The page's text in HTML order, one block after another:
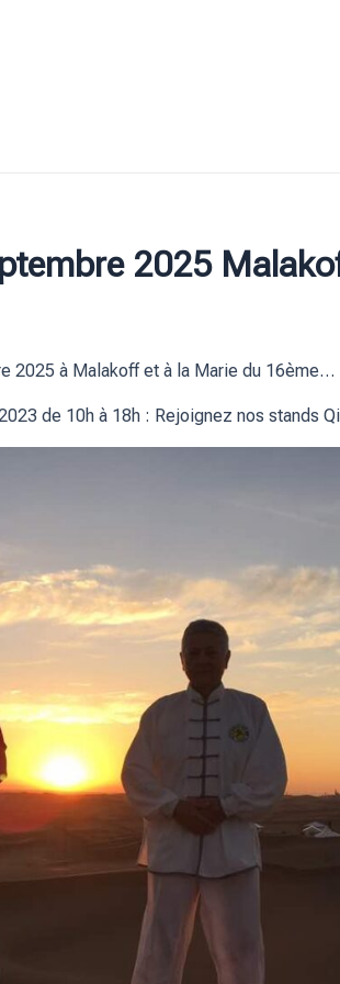
2025
2025 à Malakoff et à la Marie du 16ème…
de 10h à 18h : Rejoignez nos stands